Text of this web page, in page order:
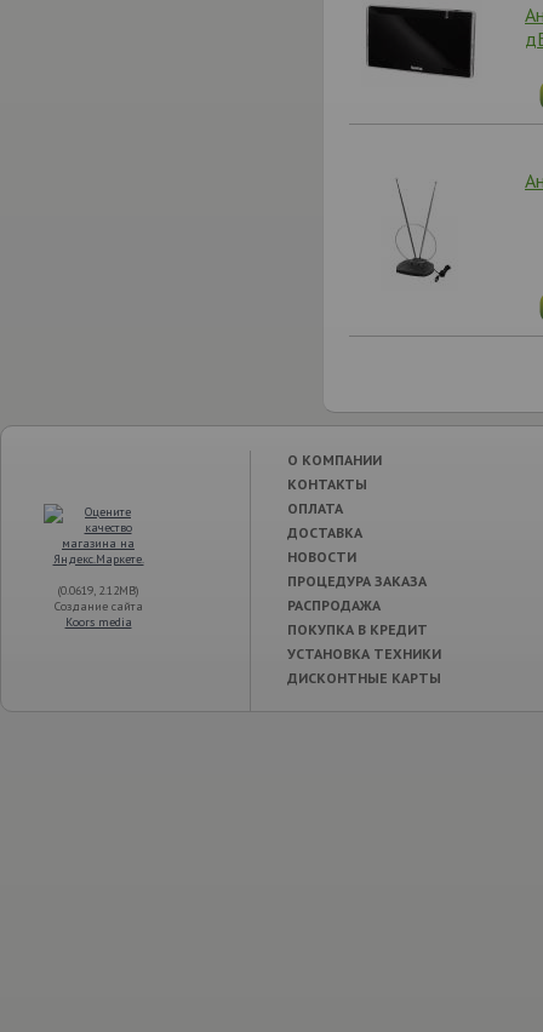
(0.0619, 2.12MB)
Создание сайта
Koors media
О КОМПАНИИ
КОНТАКТЫ
ОПЛАТА
ДОСТАВКА
НОВОСТИ
ПРОЦЕДУРА ЗАКАЗА
РАСПРОДАЖА
ПОКУПКА В КРЕДИТ
УСТАНОВКА ТЕХНИКИ
ДИСКОНТНЫЕ КАРТЫ